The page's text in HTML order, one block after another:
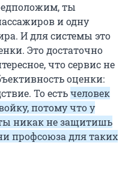
ты
и одну
И для системы это
Это достаточно
что сервис не
оценки:
То естьчеловек
потому что у
ты никак не защитишь
профсоюза для таких